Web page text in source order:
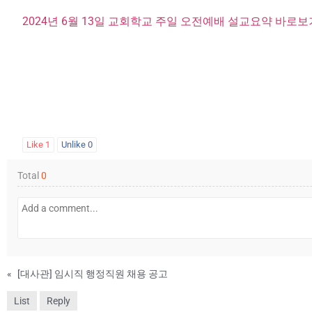
2024년 6월 13일 교회학교 주일 오전예배 설교요약 바로보
Like 1 Unlike 0
Total 0
« [대사관] 임시직 행정직원 채용 공고
List Reply